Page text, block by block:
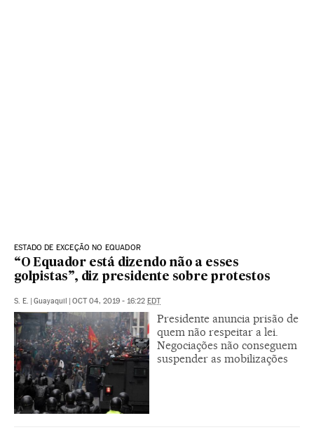
ESTADO DE EXCEÇÃO NO EQUADOR
“O Equador está dizendo não a esses
golpistas”, diz presidente sobre protestos
S. E. Guayaquil OCT 04, 2019 - 16:22 EDT
Presidente anuncia prisão de
quem não respeitar a lei.
Negociações não conseguem
suspender as mobilizações